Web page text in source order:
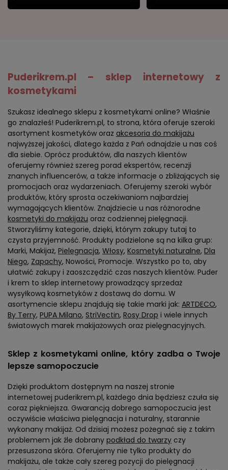
Puderikrem.pl – sklep internetowy z
kosmetykami
Szukasz idealnego sklepu z kosmetykami online? Właśnie
go znalazłeś! Puderikrem.pl, to strona, która oferuje szeroki
asortyment kosmetyków oraz akcesoria do makijażu
najwyższej jakości, dlatego każda z Pań odnajdzie u nas coś
dla siebie. Oprócz produktów, dla naszych klientów
oferujemy również szereg porad ekspertów, recenzji
znanych influencerów, a także informacje o zbliżających się
promocjach oraz wydarzeniach. Oferujemy szeroki wybór
produktów, który sprosta oczekiwaniom najbardziej
wymagających klientów. Znajdziecie u nas różnorodne
kosmetyki do makijażu oraz codziennej pielęgnacji.
Stworzyliśmy kategorie, dzięki, którym zakupy tutaj to
czysta przyjemność. Produkty podzielone są na kilka grup:
Marki, Makijaż, Pielęgnacja, Włosy, Kosmetyki naturalne, Dla
Niego, Zapachy, Nowości, Promocje. Wszystko po to, aby
ułatwić zakupy i zaoszczędzić czas naszych klientów. Puder
i krem to sklep internetowy prowadzący sprzedaż
wysyłkową kosmetyków z dostawą do domu. W
asortymencie sklepu znajdują się takie marki jak: ARTDECO,
By Terry, PUPA Milano, StriVectin, Rosy Drop i wiele innych
światowych marek makijażowych oraz pielęgnacyjnych.
Sklep z kosmetykami online, który zadba o Twoje
lepsze samopoczucie
Dzięki produktom dostępnym na naszej stronie
internetowej puderikrem.pl, każdego dnia będziesz czuła się
coraz piękniejsza. Gwarancją dobrego samopoczucia jest
oczywiście właściwa pielęgnacja i naturalny, starannie
wykonany makijaż. Od dzisiaj możesz pożegnać się z takim
problemem jak źle dobrany podkład do twarzy czy
przesuszona skóra. Oferujemy nie tylko produkty do
makijażu, ale także cały szereg pozycji do pielęgnacji